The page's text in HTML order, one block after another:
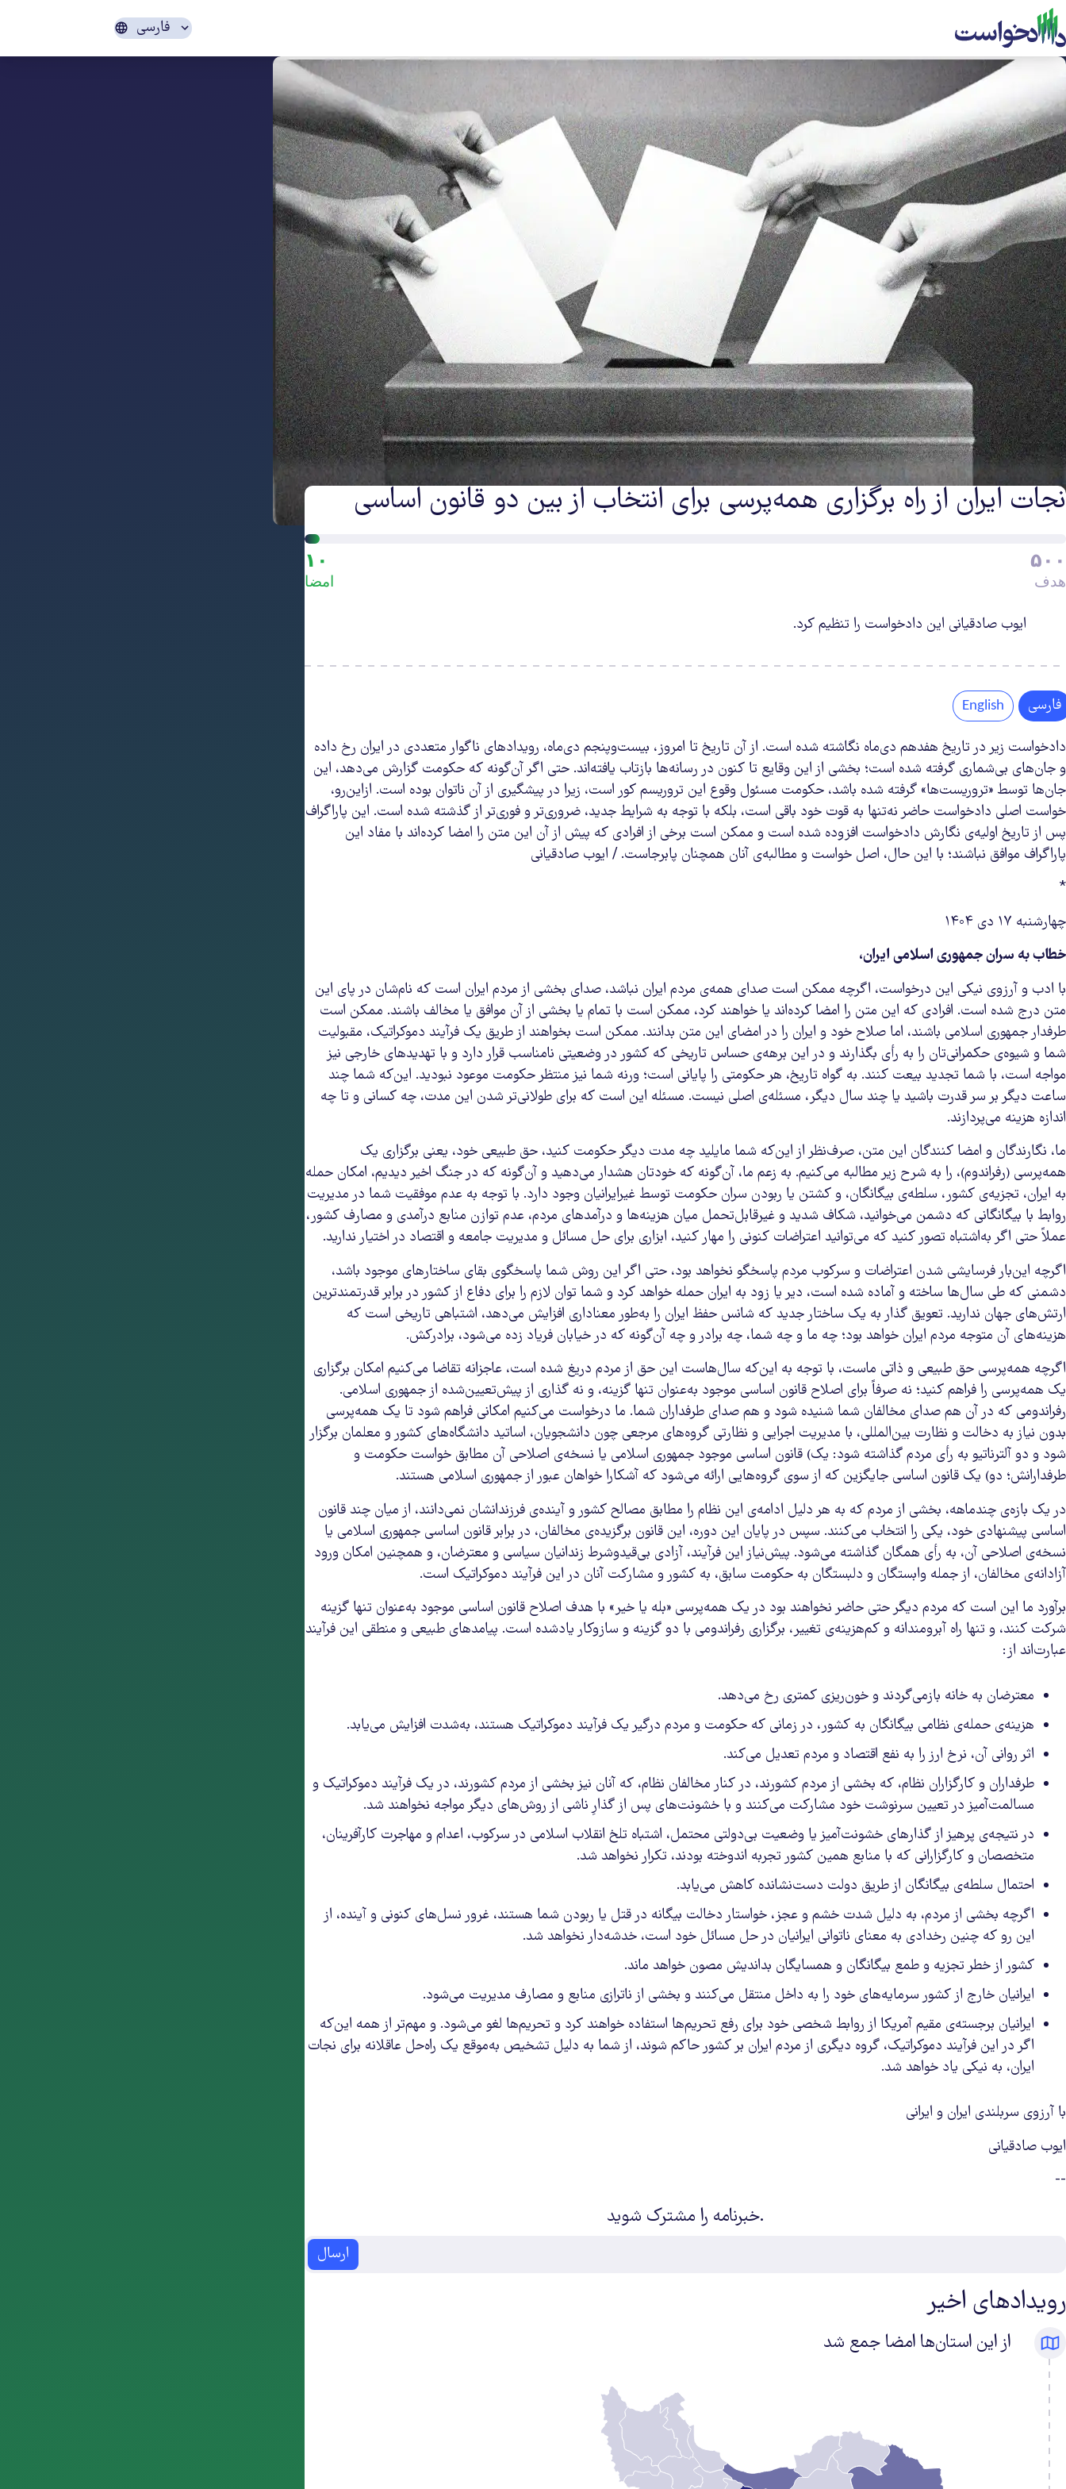
فارسی
نجات ایران از راه برگزاری همه‌پرسی برای انتخاب از بین دو قانون اساسی
این
دادخواست
۱۰
امضا
۵۰۰
هدف
ایوب صادقیانی این دادخواست را تنظیم کرد.
فارسی English
دادخواست زیر در تاریخ هفدهم دی‌ماه نگاشته شده است. از آن تاریخ تا امروز، بیست‌وپنجم دی‌ماه، رویدادهای ناگوار متعددی در ایران رخ داده
و جان‌های بی‌شماری گرفته شده است؛ بخشی از این وقایع تا کنون در رسانه‌ها بازتاب یافته‌اند. حتی اگر آن‌گونه که حکومت گزارش می‌دهد، این
جان‌ها توسط «تروریست‌ها» گرفته شده باشد، حکومت مسئول وقوع این تروریسم کور است، زیرا در پیشگیری از آن ناتوان بوده است. ازاین‌رو،
خواست اصلی دادخواست حاضر نه‌تنها به قوت خود باقی است، بلکه با توجه به شرایط جدید، ضروری‌تر و فوری‌تر از گذشته شده است. این پاراگراف
پس از تاریخ اولیه‌ی نگارش دادخواست افزوده شده است و ممکن است برخی از افرادی که پیش از آن این متن را امضا کرده‌اند با مفاد این
پاراگراف موافق نباشند؛ با این حال، اصل خواست و مطالبه‌ی آنان همچنان پابرجاست. / ایوب صادقیانی
*
چهارشنبه ۱۷ دی ۱۴۰۴
خطاب به سران جمهوری اسلامی ایران،
با ادب و آرزوی نیکی این درخواست، اگرچه ممکن است صدای همه‌ی مردم ایران نباشد، صدای بخشی از مردم ایران است که نام‌شان در پای این
متن درج شده است. افرادی که این متن را امضا کرده‌اند یا خواهند کرد، ممکن است با تمام یا بخشی از آن موافق یا مخالف باشند. ممکن است
طرفدار جمهوری اسلامی باشند، اما صلاح خود و ایران را در امضای این متن بدانند. ممکن است بخواهند از طریق یک فرآیند دموکراتیک، مقبولیت
شما و شیوه‌ی حکمرانی‌تان را به رأی بگذارند و در این برهه‌ی حساس تاریخی که کشور در وضعیتی نامناسب قرار دارد و با تهدیدهای خارجی نیز
مواجه است، با شما تجدید بیعت کنند. به گواه تاریخ، هر حکومتی را پایانی است؛ ورنه شما نیز منتظر حکومت موعود نبودید. این‌که شما چند
ساعت دیگر بر سر قدرت باشید یا چند سال دیگر، مسئله‌ی اصلی نیست. مسئله این است که برای طولانی‌تر شدن این مدت، چه کسانی و تا چه
اندازه هزینه می‌پردازند.
ما، نگارندگان و امضا کنندگان این متن، صرف‌نظر از این‌که شما مایلید چه مدت دیگر حکومت کنید، حق طبیعی خود، یعنی برگزاری یک
همه‌پرسی (رفراندوم)، را به شرح زیر مطالبه می‌کنیم. به زعم ما، آن‌گونه که خودتان هشدار می‌دهید و آن‌گونه که در جنگ اخیر دیدیم، امکان حمله
به ایران، تجزیه‌ی کشور، سلطه‌ی بیگانگان، و کشتن یا ربودن سران حکومت توسط غیرایرانیان وجود دارد. با توجه به عدم موفقیت شما در مدیریت
روابط با بیگانگانی که دشمن می‌خوانید، شکاف شدید و غیرقابل‌تحمل میان هزینه‌ها و درآمدهای مردم، عدم توازن منابع درآمدی و مصارف کشور،
عملاً حتی اگر به‌اشتباه تصور کنید که می‌توانید اعتراضات کنونی را مهار کنید، ابزاری برای حل مسائل و مدیریت جامعه و اقتصاد در اختیار ندارید.
اگرچه این‌بار فرسایشی شدن اعتراضات و سرکوب مردم پاسخگو نخواهد بود، حتی اگر این روش شما پاسخگوی بقای ساختارهای موجود باشد،
دشمنی که طی سال‌ها ساخته و آماده شده است، دیر یا زود به ایران حمله خواهد کرد و شما توان لازم را برای دفاع از کشور در برابر قدرتمندترین
ارتش‌های جهان ندارید. تعویق گذار به یک ساختار جدید که شانس حفظ ایران را به‌طور معناداری افزایش می‌دهد، اشتباهی تاریخی است که
هزینه‌های آن متوجه مردم ایران خواهد بود؛ چه ما و چه شما، چه برادر و چه آن‌گونه که در خیابان فریاد زده می‌شود، برادرکش.
اگرچه همه‌پرسی حق طبیعی و ذاتی ماست، با توجه به این‌که سال‌هاست این حق از مردم دریغ شده است، عاجزانه تقاضا می‌کنیم امکان برگزاری
یک همه‌پرسی را فراهم کنید؛ نه صرفاً برای اصلاح قانون اساسی موجود به‌عنوان تنها گزینه، و نه گذاری از پیش‌تعیین‌شده از جمهوری اسلامی.
رفراندومی که در آن هم صدای مخالفان شما شنیده شود و هم صدای طرفداران شما. ما درخواست می‌کنیم امکانی فراهم شود تا یک همه‌پرسی
بدون نیاز به دخالت و نظارت بین‌المللی، با مدیریت اجرایی و نظارتی گروه‌های مرجعی چون دانشجویان، اساتید دانشگاه‌های کشور و معلمان برگزار
شود و دو آلترناتیو به رأی مردم گذاشته شود: یک) قانون اساسی موجود جمهوری اسلامی یا نسخه‌ی اصلاحی آن مطابق خواست حکومت و
طرفدارانش؛ دو) یک قانون اساسی جایگزین که از سوی گروه‌هایی ارائه می‌شود که آشکارا خواهان عبور از جمهوری اسلامی هستند.
در یک بازه‌ی چند‌ماهه، بخشی از مردم که به هر دلیل ادامه‌ی این نظام را مطابق مصالح کشور و آینده‌ی فرزندانشان نمی‌دانند، از میان چند قانون
اساسی پیشنهادی خود، یکی را انتخاب می‌کنند. سپس در پایان این دوره، این قانون برگزیده‌ی مخالفان، در برابر قانون اساسی جمهوری اسلامی یا
نسخه‌ی اصلاحی آن، به رأی همگان گذاشته می‌شود. پیش‌نیاز این فرآیند، آزادی بی‌قیدوشرط زندانیان سیاسی و معترضان، و همچنین امکان ورود
آزادانه‌ی مخالفان، از جمله وابستگان و دلبستگان به حکومت سابق، به کشور و مشارکت آنان در این فرآیند دموکراتیک است.
برآورد ما این است که مردم دیگر حتی حاضر نخواهند بود در یک همه‌پرسی «بله یا خیر» با هدف اصلاح قانون اساسی موجود به‌عنوان تنها گزینه
شرکت کنند، و تنها راه آبرومندانه و کم‌هزینه‌ی تغییر، برگزاری رفراندومی با دو گزینه و سازوکار یادشده است. پیامدهای طبیعی و منطقی این فرآیند
عبارت‌اند از:
معترضان به خانه بازمی‌گردند و خون‌ریزی کمتری رخ می‌دهد.
هزینه‌ی حمله‌ی نظامی بیگانگان به کشور، در زمانی که حکومت و مردم درگیر یک فرآیند دموکراتیک هستند، به‌شدت افزایش می‌یابد.
اثر روانی آن، نرخ ارز را به نفع اقتصاد و مردم تعدیل می‌کند.
طرفداران و کارگزاران نظام، که بخشی از مردم کشورند، در کنار مخالفان نظام، که آنان نیز بخشی از مردم کشورند، در یک فرآیند دموکراتیک و
مسالمت‌آمیز در تعیین سرنوشت خود مشارکت می‌کنند و با خشونت‌های پس از گذارِ ناشی از روش‌های دیگر مواجه نخواهند شد.
در نتیجه‌ی پرهیز از گذارهای خشونت‌آمیز یا وضعیت بی‌دولتی محتمل، اشتباه تلخ انقلاب اسلامی در سرکوب، اعدام و مهاجرت کارآفرینان،
متخصصان و کارگزارانی که با منابع همین کشور تجربه اندوخته بودند، تکرار نخواهد شد.
احتمال سلطه‌ی بیگانگان از طریق دولت‌ دست‌نشانده کاهش می‌یابد.
اگرچه بخشی از مردم، به دلیل شدت خشم و عجز، خواستار دخالت بیگانه در قتل یا ربودن شما هستند، غرور نسل‌های کنونی و آینده، از
این رو که چنین رخدادی به معنای ناتوانی ایرانیان در حل مسائل خود است، خدشه‌دار نخواهد شد.
کشور از خطر تجزیه و طمع بیگانگان و همسایگان بداندیش مصون خواهد ماند.
ایرانیان خارج از کشور سرمایه‌های خود را به داخل منتقل می‌کنند و بخشی از ناترازی منابع و مصارف مدیریت می‌شود.
ایرانیان برجسته‌ی مقیم آمریکا از روابط شخصی خود برای رفع تحریم‌ها استفاده خواهند کرد و تحریم‌ها لغو می‌شود. و مهم‌تر از همه این‌که
اگر در این فرآیند دموکراتیک، گروه دیگری از مردم ایران بر کشور حاکم شوند، از شما به دلیل تشخیص به‌موقع یک راه‌حل عاقلانه برای نجات
ایران، به نیکی یاد خواهد شد.
با آرزوی سربلندی ایران و ایرانی
ایوب صادقیانی
--
.خبرنامه را مشترک شوید
ارسال
رویدادهای اخیر
از این استان‌ها امضا جمع شد
تعداد
امضاها
۰
۰